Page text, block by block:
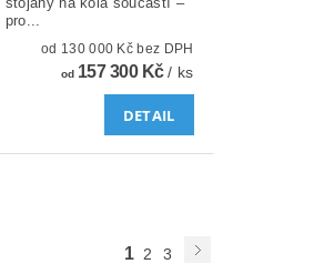
pro...
od 130 000 Kč bez DPH
od157 300 Kč/ ks
DETAIL
1 2 3